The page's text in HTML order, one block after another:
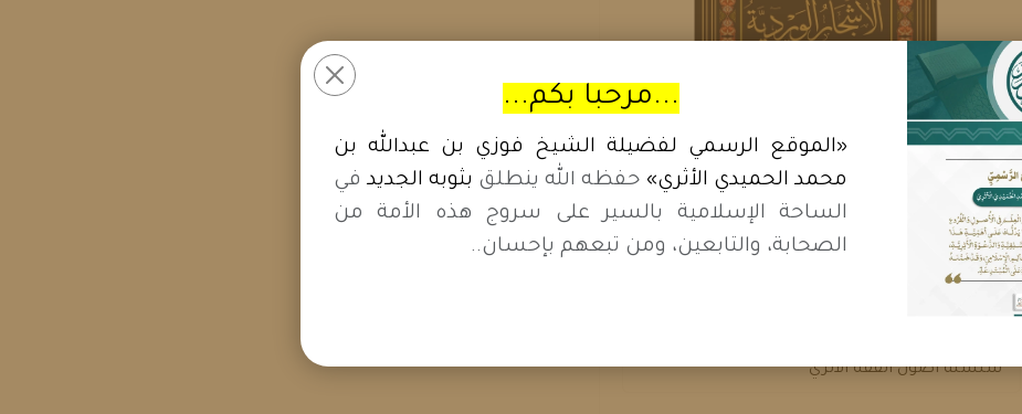
الأشجار الوردية في معرفة السنة
التركية
سلسلة أصول الفقه الأثري
...مرحبا بكم...
«الموقع الرسمي لفضيلة الشيخ فوزي بن عبدالله بن
محمد الحميدي الأثري» حفظه الله ينطلق بثوبه الجديد في
الساحة الإسلامية بالسير على سروج هذه الأمة من
الصحابة، والتابعين، ومن تبعهم بإحسان..